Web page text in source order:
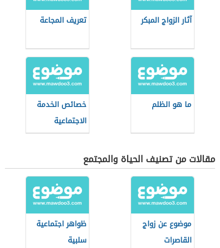
آثار الزواج المبكر تعريف المجاعة
ما هو الظلم
خصائص الخدمة
الاجتماعية
مقالات من تصنيف الحياة والمجتمع
موضوع عن زواج
القاصرات
ظواهر اجتماعية
سلبية